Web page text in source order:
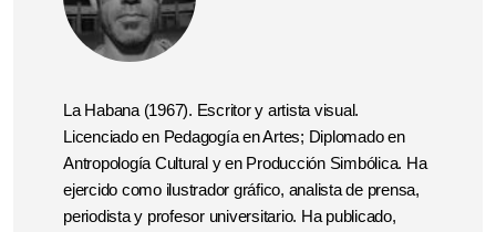
La Habana (1967). Escritor y artista visual.
Licenciado en Pedagogía en Artes; Diplomado en
Antropología Cultural y en Producción Simbólica. Ha
ejercido como ilustrador gráfico, analista de prensa,
periodista y profesor universitario. Ha publicado,